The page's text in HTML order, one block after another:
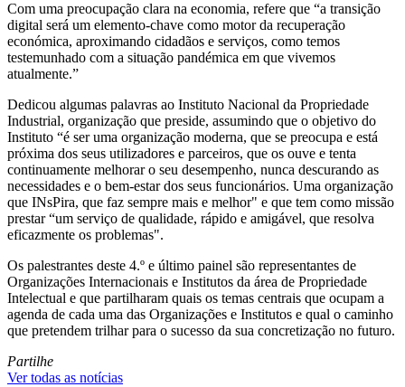
Com uma preocupação clara na economia, refere que “a transição
digital será um elemento-chave como motor da recuperação
económica, aproximando cidadãos e serviços, como temos
testemunhado com a situação pandémica em que vivemos
atualmente.”
Dedicou algumas palavras ao Instituto Nacional da Propriedade
Industrial, organização que preside, assumindo que o objetivo do
Instituto “é ser uma organização moderna, que se preocupa e está
próxima dos seus utilizadores e parceiros, que os ouve e tenta
continuamente melhorar o seu desempenho, nunca descurando as
necessidades e o bem-estar dos seus funcionários. Uma organização
que INsPira, que faz sempre mais e melhor" e que tem como missão
prestar “um serviço de qualidade, rápido e amigável, que resolva
eficazmente os problemas".
Os palestrantes deste 4.º e último painel são representantes de
Organizações Internacionais e Institutos da área de Propriedade
Intelectual e que partilharam quais os temas centrais que ocupam a
agenda de cada uma das Organizações e Institutos e qual o caminho
que pretendem trilhar para o sucesso da sua concretização no futuro.
Partilhe
Ver todas as notícias